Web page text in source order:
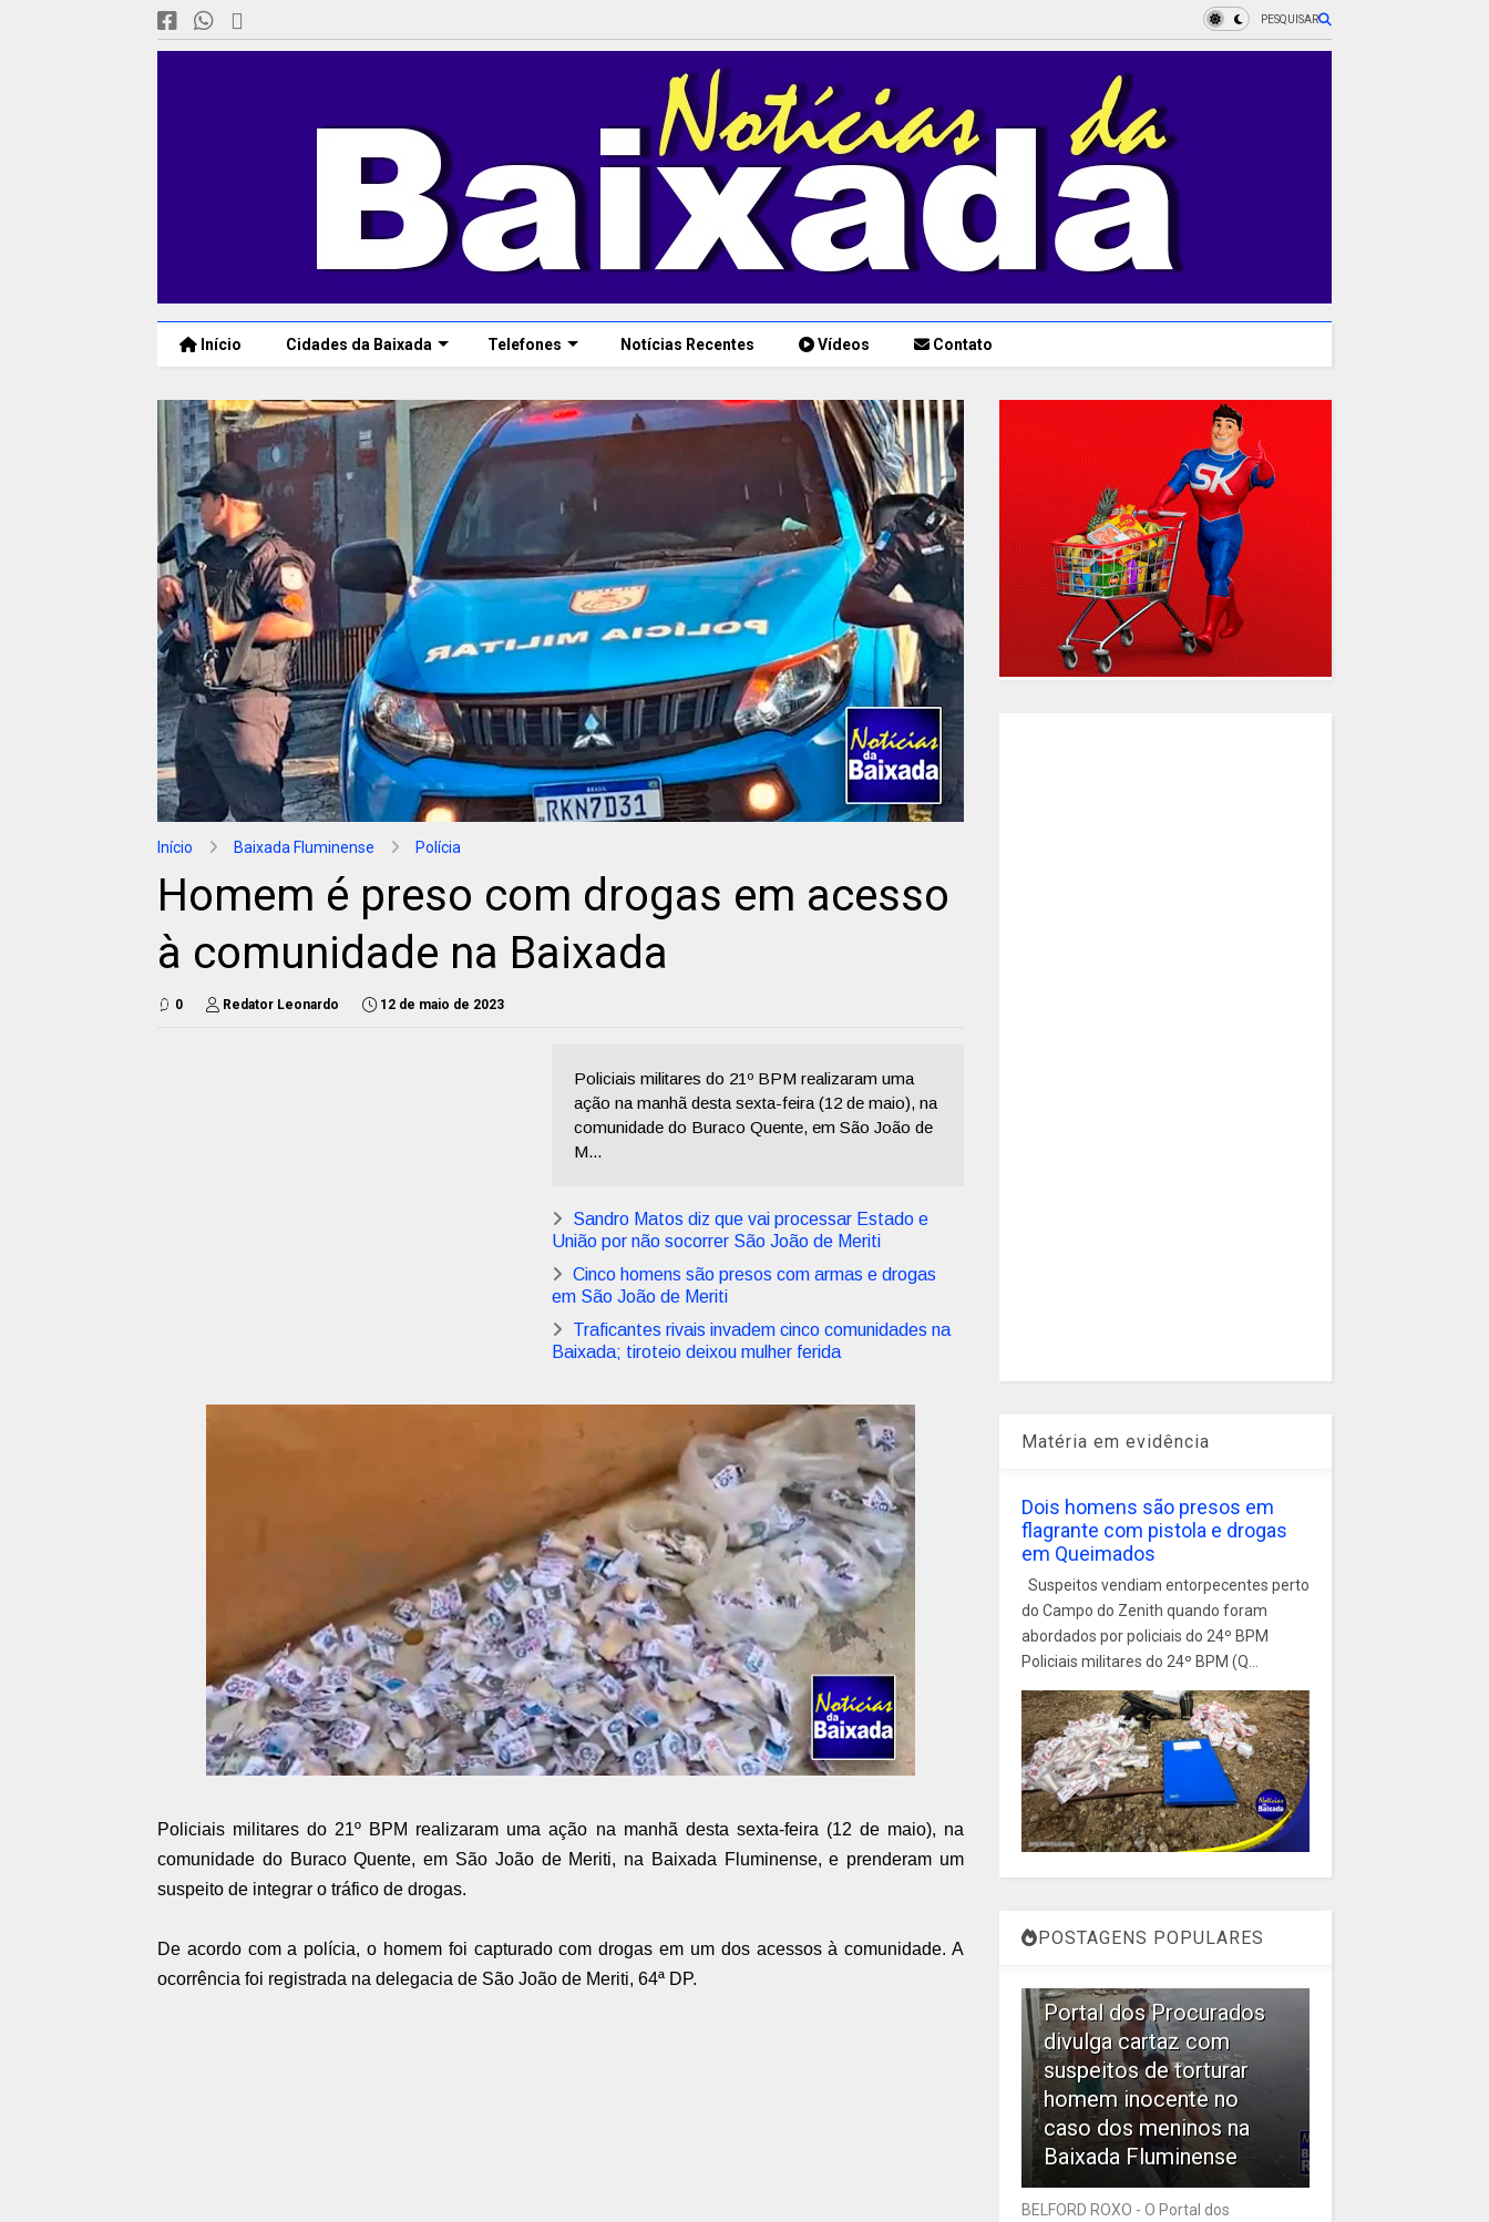
PESQUISAR
Início Cidades da Baixada Telefones Notícias Recentes Vídeos Contato
Início Baixada Fluminense Polícia
Homem é preso com drogas em acesso
à comunidade na Baixada
0 Redator Leonardo 12 de maio de 2023
Policiais militares do 21º BPM realizaram uma
ação na manhã desta sexta-feira (12 de maio), na
comunidade do Buraco Quente, em São João de
M...
Sandro Matos diz que vai processar Estado e
União por não socorrer São João de Meriti
Cinco homens são presos com armas e drogas
em São João de Meriti
Traficantes rivais invadem cinco comunidades na
Baixada; tiroteio deixou mulher ferida
Policiais militares do 21º BPM realizaram uma ação na manhã desta sexta-feira (12 de maio), na
comunidade do Buraco Quente, em São João de Meriti, na Baixada Fluminense, e prenderam um
suspeito de integrar o tráfico de drogas.
De acordo com a polícia, o homem foi capturado com drogas em um dos acessos à comunidade. A
ocorrência foi registrada na delegacia de São João de Meriti, 64ª DP.
Matéria em evidência
Dois homens são presos em
flagrante com pistola e drogas
em Queimados
Suspeitos vendiam entorpecentes perto
do Campo do Zenith quando foram
abordados por policiais do 24º BPM
Policiais militares do 24º BPM (Q...
POSTAGENS POPULARES
Portal dos Procurados
divulga cartaz com
suspeitos de torturar
homem inocente no
caso dos meninos na
Baixada Fluminense
BELFORD ROXO - O Portal dos